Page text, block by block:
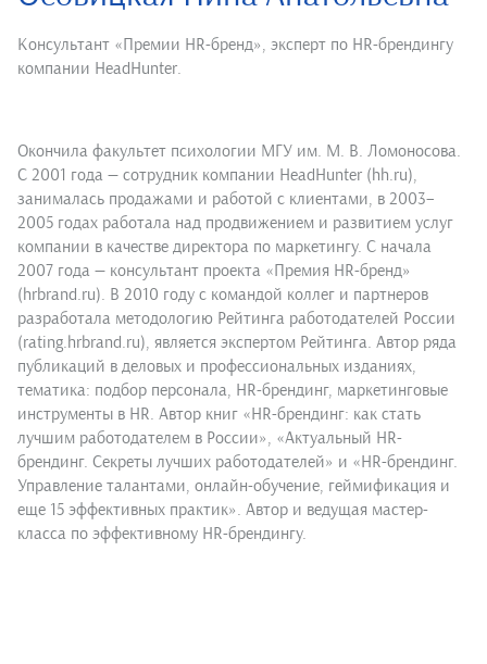
Консультант «Премии HR-бренд», эксперт по HR-брендингу
компании HeadHunter.
Окончила факультет психологии МГУ им. М. В. Ломоносова.
С 2001 года — сотрудник компании HeadHunter (hh.ru),
занималась продажами и работой с клиентами, в 2003–
2005 годах работала над продвижением и развитием услуг
компании в качестве директора по маркетингу. С начала
2007 года — консультант проекта «Премия HR-бренд»
(hrbrand.ru). В 2010 году с командой коллег и партнеров
разработала методологию Рейтинга работодателей России
(rating.hrbrand.ru), является экспертом Рейтинга. Автор ряда
публикаций в деловых и профессиональных изданиях,
тематика: подбор персонала, HR-брендинг, маркетинговые
инструменты в HR. Автор книг «HR-брендинг: как стать
лучшим работодателем в России», «Актуальный HR-
брендинг. Секреты лучших работодателей» и «HR-брендинг.
Управление талантами, онлайн-обучение, геймификация и
еще 15 эффективных практик». Автор и ведущая мастер-
класса по эффективному HR-брендингу.